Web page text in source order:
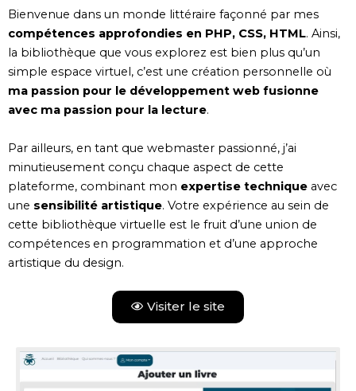
Bienvenue dans un monde littéraire façonné par mes
compétences approfondies en PHP, CSS, HTML. Ainsi,
la bibliothèque que vous explorez est bien plus qu’un
simple espace virtuel, c’est une création personnelle où
ma passion pour le développement web fusionne
avec ma passion pour la lecture.
Par ailleurs, en tant que webmaster passionné, j’ai
minutieusement conçu chaque aspect de cette
plateforme, combinant mon expertise technique avec
une sensibilité artistique. Votre expérience au sein de
cette bibliothèque virtuelle est le fruit d’une union de
compétences en programmation et d’une approche
artistique du design.
Visiter le site